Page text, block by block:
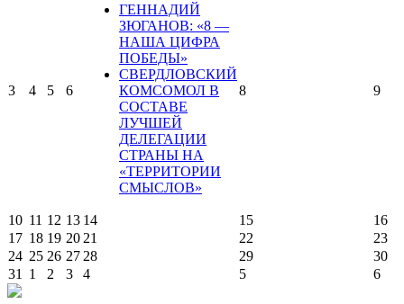
3 4 5 6
ГЕННАДИЙ
ЗЮГАНОВ: «8 —
НАША ЦИФРА
ПОБЕДЫ»
СВЕРДЛОВСКИЙ
КОМСОМОЛ В
СОСТАВЕ
ЛУЧШЕЙ
ДЕЛЕГАЦИИ
СТРАНЫ НА
«ТЕРРИТОРИИ
СМЫСЛОВ»
8 9
10 11 12 13 14 15
16
17 18 19 20 21 22
23
24 25 26 27 28 29
30
31
1 2 3 4 5 6